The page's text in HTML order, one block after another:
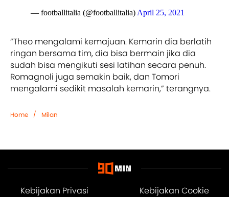
— footballitalia (@footballitalia) April 25, 2021
“Theo mengalami kemajuan. Kemarin dia berlatih
ringan bersama tim, dia bisa bermain jika dia
sudah bisa mengikuti sesi latihan secara penuh.
Romagnoli juga semakin baik, dan Tomori
mengalami sedikit masalah kemarin,” terangnya.
Home / Milan
Kebijakan Privasi Kebijakan Cookie